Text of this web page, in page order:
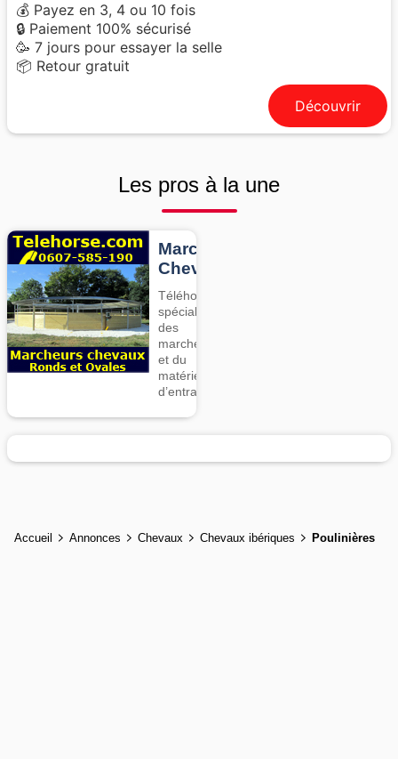
💰 Payez en 3, 4 ou 10 fois
🔒 Paiement 100% sécurisé
🥳 7 jours pour essayer la selle
📦 Retour gratuit
Découvrir
Les pros à la une
Marcheurs
Chevaux
Téléhorse,
spécialiste
des
marcheurs
et du
matériel
d’entrainement
Accueil Annonces Chevaux Chevaux ibériques Poulinières